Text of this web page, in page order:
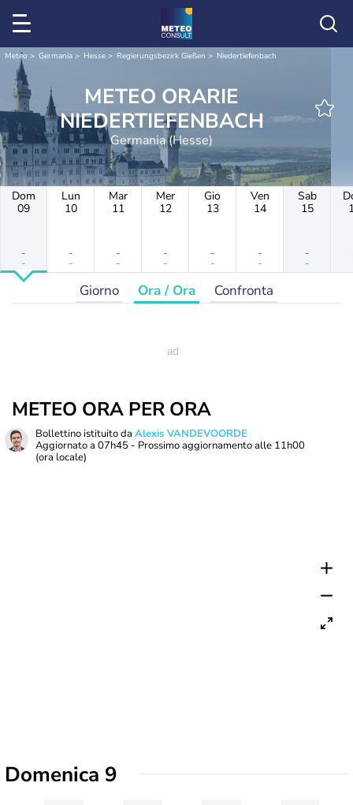
Meteo Germania Hesse Regierungsbezirk Gießen Niedertiefenbach
METEO ORARIE
NIEDERTIEFENBACH
Germania (Hesse)
Dom
09
-
-
Lun
10
-
-
Mar
11
-
-
Mer
12
-
-
Gio
13
-
-
Ven
14
-
-
Sab
15
-
-
Giorno Ora / Ora Confronta
METEO ORA PER ORA
Bollettino istituito da Alexis VANDEVOORDE
Aggiornato a 07h45 - Prossimo aggiornamento alle 11h00
(ora locale)
Domenica 9